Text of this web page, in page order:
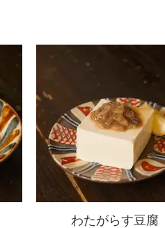
わたがらす豆腐